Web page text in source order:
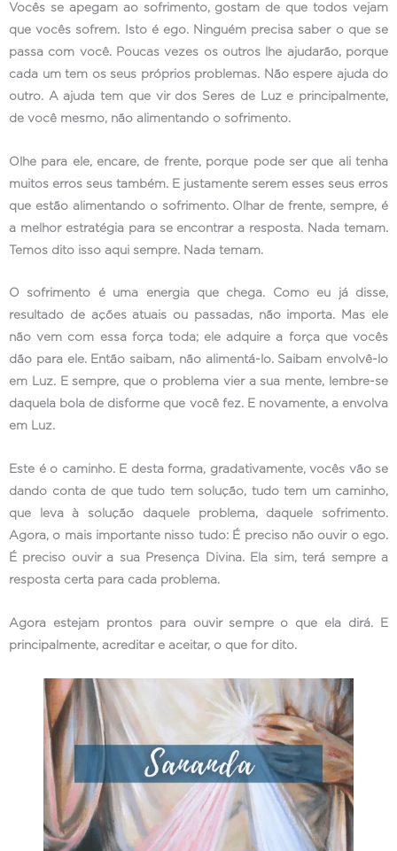
Vocês se apegam ao sofrimento, gostam de que todos vejam
que vocês sofrem. Isto é ego. Ninguém precisa saber o que se
passa com você. Poucas vezes os outros lhe ajudarão, porque
cada um tem os seus próprios problemas. Não espere ajuda do
outro. A ajuda tem que vir dos Seres de Luz e principalmente,
de você mesmo, não alimentando o sofrimento.
Olhe para ele, encare, de frente, porque pode ser que ali tenha
muitos erros seus também. E justamente serem esses seus erros
que estão alimentando o sofrimento. Olhar de frente, sempre, é
a melhor estratégia para se encontrar a resposta. Nada temam.
Temos dito isso aqui sempre. Nada temam.
O sofrimento é uma energia que chega. Como eu já disse,
resultado de ações atuais ou passadas, não importa. Mas ele
não vem com essa força toda; ele adquire a força que vocês
dão para ele. Então saibam, não alimentá-lo. Saibam envolvê-lo
em Luz. E sempre, que o problema vier a sua mente, lembre-se
daquela bola de disforme que você fez. E novamente, a envolva
em Luz.
Este é o caminho. E desta forma, gradativamente, vocês vão se
dando conta de que tudo tem solução, tudo tem um caminho,
que leva à solução daquele problema, daquele sofrimento.
Agora, o mais importante nisso tudo: É preciso não ouvir o ego.
É preciso ouvir a sua Presença Divina. Ela sim, terá sempre a
resposta certa para cada problema.
Agora estejam prontos para ouvir sempre o que ela dirá. E
principalmente, acreditar e aceitar, o que for dito.